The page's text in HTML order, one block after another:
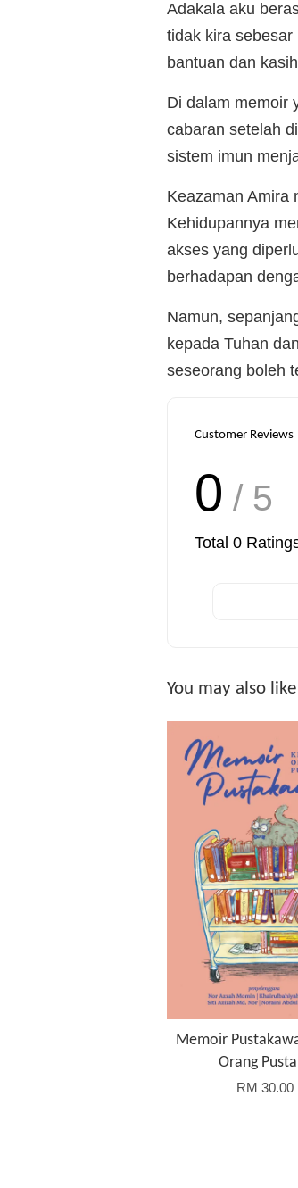
Adakala aku
tidak kira
bantuan dan
Di dalam memoir
cabaran setelah
sistem imun
Keazaman Amira
Kehidupannya
akses yang
berhadapan
Namun,
kepada Tuhan
seseorang boleh
Customer Reviews
0 / 5
Total 0
You may also like
Memoir
Orang
RM 30.00